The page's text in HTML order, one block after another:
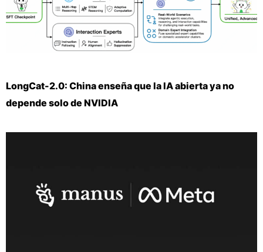
LongCat-2.0: China enseña que la IA abierta ya no
depende solo de NVIDIA